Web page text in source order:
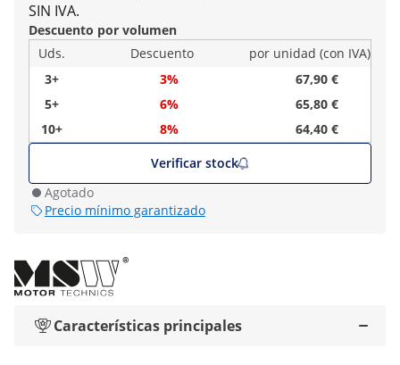
SIN IVA.
Descuento por volumen
Uds.
Descuento
por unidad (con IVA)
3+
3%
67,90 €
5+
6%
65,80 €
10+
8%
64,40 €
Verificar stock
Agotado
Precio mínimo garantizado
Características principales